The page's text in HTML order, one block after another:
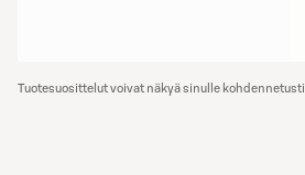
Tuotesuosittelut voivat näkyä sinulle kohdennetusti